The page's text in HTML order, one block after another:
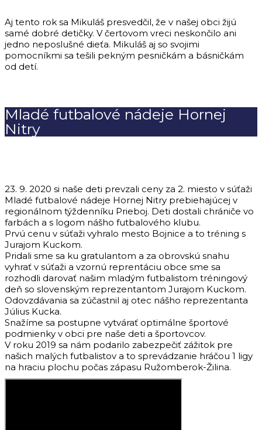
Aj tento rok sa Mikuláš presvedčil, že v našej obci žijú
samé dobré detičky. V čertovom vreci neskončilo ani
jedno neposlušné dieťa. Mikuláš aj so svojimi
pomocníkmi sa tešili pekným pesničkám a básničkám
od detí.
Mladé futbalové nádeje Hornej
Nitry
23. 9. 2020 si naše deti prevzali ceny za 2. miesto v súťaži
Mladé futbalové nádeje Hornej Nitry prebiehajúcej v
regionálnom týždenníku Prieboj. Deti dostali chrániče vo
farbách a s logom nášho futbalového klubu.
Prvú cenu v súťaži vyhralo mesto Bojnice a to tréning s
Jurajom Kuckom.
Pridali sme sa ku gratulantom a za obrovskú snahu
vyhrať v súťaži a vzornú reprentáciu obce sme sa
rozhodli darovať našim mladým futbalistom tréningový
deň so slovenským reprezentantom Jurajom Kuckom.
Odovzdávania sa zúčastnil aj otec nášho reprezentanta
Július Kucka.
Snažíme sa postupne vytvárať optimálne športové
podmienky v obci pre naše deti a športovcov.
V roku 2019 sa nám podarilo zabezpečiť zážitok pre
našich malých futbalistov a to sprevádzanie hráčou 1 ligy
na hraciu plochu počas zápasu Ružomberok-Žilina.